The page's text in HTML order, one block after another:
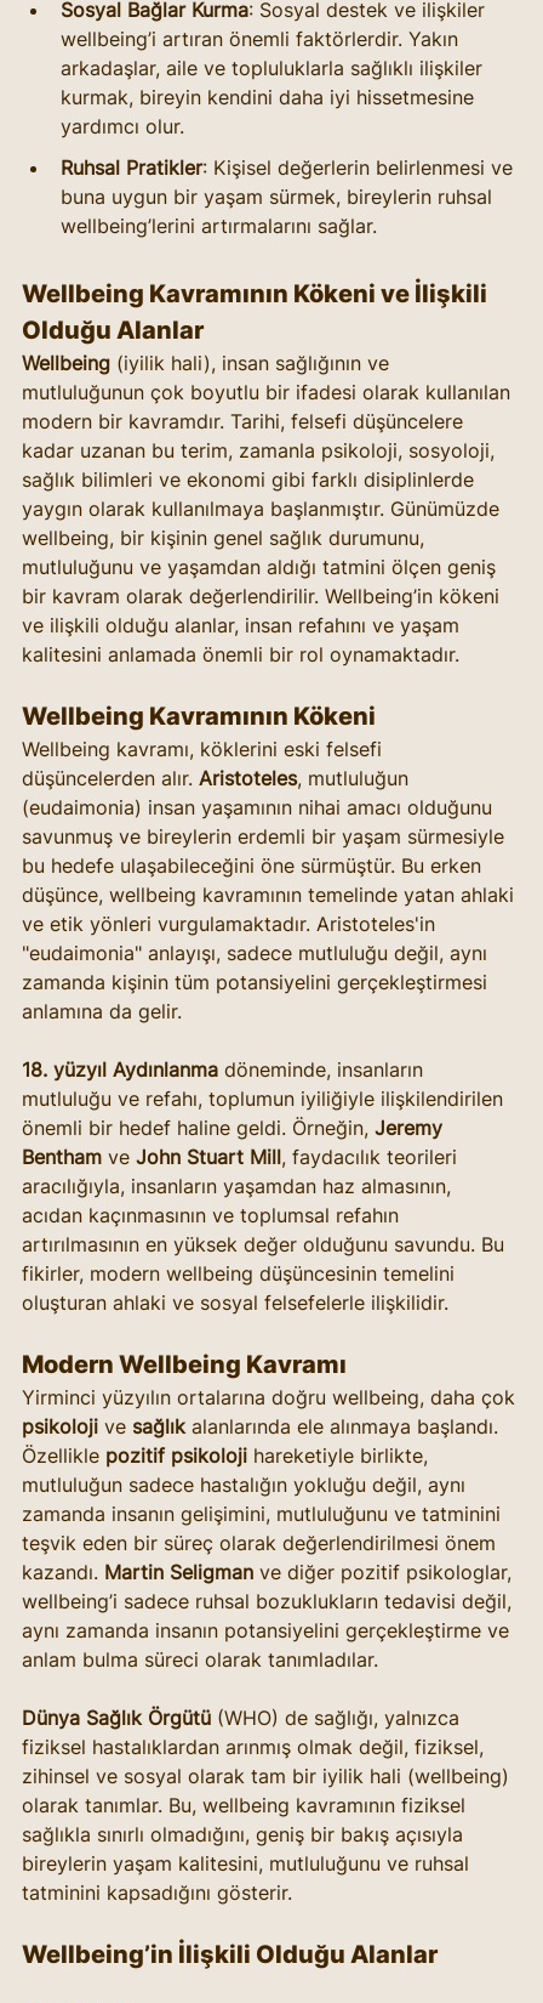
Sosyal Bağlar Kurma: Sosyal destek ve ilişkiler
wellbeing’i artıran önemli faktörlerdir. Yakın
arkadaşlar, aile ve topluluklarla sağlıklı ilişkiler
kurmak, bireyin kendini daha iyi hissetmesine
yardımcı olur.
Ruhsal Pratikler: Kişisel değerlerin belirlenmesi ve
buna uygun bir yaşam sürmek, bireylerin ruhsal
wellbeing’lerini artırmalarını sağlar.
Wellbeing Kavramının Kökeni ve İlişkili
Olduğu Alanlar
Wellbeing (iyilik hali), insan sağlığının ve
mutluluğunun çok boyutlu bir ifadesi olarak kullanılan
modern bir kavramdır. Tarihi, felsefi düşüncelere
kadar uzanan bu terim, zamanla psikoloji, sosyoloji,
sağlık bilimleri ve ekonomi gibi farklı disiplinlerde
yaygın olarak kullanılmaya başlanmıştır. Günümüzde
wellbeing, bir kişinin genel sağlık durumunu,
mutluluğunu ve yaşamdan aldığı tatmini ölçen geniş
bir kavram olarak değerlendirilir. Wellbeing’in kökeni
ve ilişkili olduğu alanlar, insan refahını ve yaşam
kalitesini anlamada önemli bir rol oynamaktadır.
Wellbeing Kavramının Kökeni
Wellbeing kavramı, köklerini eski felsefi
düşüncelerden alır. Aristoteles, mutluluğun
(eudaimonia) insan yaşamının nihai amacı olduğunu
savunmuş ve bireylerin erdemli bir yaşam sürmesiyle
bu hedefe ulaşabileceğini öne sürmüştür. Bu erken
düşünce, wellbeing kavramının temelinde yatan ahlaki
ve etik yönleri vurgulamaktadır. Aristoteles'in
"eudaimonia" anlayışı, sadece mutluluğu değil, aynı
zamanda kişinin tüm potansiyelini gerçekleştirmesi
anlamına da gelir.
18. yüzyıl Aydınlanma döneminde, insanların
mutluluğu ve refahı, toplumun iyiliğiyle ilişkilendirilen
önemli bir hedef haline geldi. Örneğin, Jeremy
Bentham ve John Stuart Mill, faydacılık teorileri
aracılığıyla, insanların yaşamdan haz almasının,
acıdan kaçınmasının ve toplumsal refahın
artırılmasının en yüksek değer olduğunu savundu. Bu
fikirler, modern wellbeing düşüncesinin temelini
oluşturan ahlaki ve sosyal felsefelerle ilişkilidir.
Modern Wellbeing Kavramı
Yirminci yüzyılın ortalarına doğru wellbeing, daha çok
psikoloji ve sağlık alanlarında ele alınmaya başlandı.
Özellikle pozitif psikoloji hareketiyle birlikte,
mutluluğun sadece hastalığın yokluğu değil, aynı
zamanda insanın gelişimini, mutluluğunu ve tatminini
teşvik eden bir süreç olarak değerlendirilmesi önem
kazandı. Martin Seligman ve diğer pozitif psikologlar,
wellbeing’i sadece ruhsal bozuklukların tedavisi değil,
aynı zamanda insanın potansiyelini gerçekleştirme ve
anlam bulma süreci olarak tanımladılar.
Dünya Sağlık Örgütü (WHO) de sağlığı, yalnızca
fiziksel hastalıklardan arınmış olmak değil, fiziksel,
zihinsel ve sosyal olarak tam bir iyilik hali (wellbeing)
olarak tanımlar. Bu, wellbeing kavramının fiziksel
sağlıkla sınırlı olmadığını, geniş bir bakış açısıyla
bireylerin yaşam kalitesini, mutluluğunu ve ruhsal
tatminini kapsadığını gösterir.
Wellbeing’in İlişkili Olduğu Alanlar